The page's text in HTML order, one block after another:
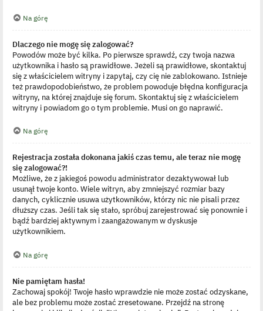
Na górę
Dlaczego nie mogę się zalogować?
Powodów może być kilka. Po pierwsze sprawdź, czy twoja nazwa
użytkownika i hasło są prawidłowe. Jeżeli są prawidłowe, skontaktuj
się z właścicielem witryny i zapytaj, czy cię nie zablokowano. Istnieje
też prawdopodobieństwo, że problem powoduje błędna konfiguracja
witryny, na której znajduje się forum. Skontaktuj się z właścicielem
witryny i powiadom go o tym problemie. Musi on go naprawić.
Na górę
Rejestracja została dokonana jakiś czas temu, ale teraz nie mogę
się zalogować?!
Możliwe, że z jakiegoś powodu administrator dezaktywował lub
usunął twoje konto. Wiele witryn, aby zmniejszyć rozmiar bazy
danych, cyklicznie usuwa użytkowników, którzy nic nie pisali przez
dłuższy czas. Jeśli tak się stało, spróbuj zarejestrować się ponownie i
bądź bardziej aktywnym i zaangażowanym w dyskusje
użytkownikiem.
Na górę
Nie pamiętam hasła!
Zachowaj spokój! Twoje hasło wprawdzie nie może zostać odzyskane,
ale bez problemu może zostać zresetowane. Przejdź na stronę